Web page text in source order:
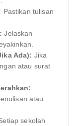
Pastikan tulisan
Jelaskan
Ada): Jika
atau surat
atau
sekolah